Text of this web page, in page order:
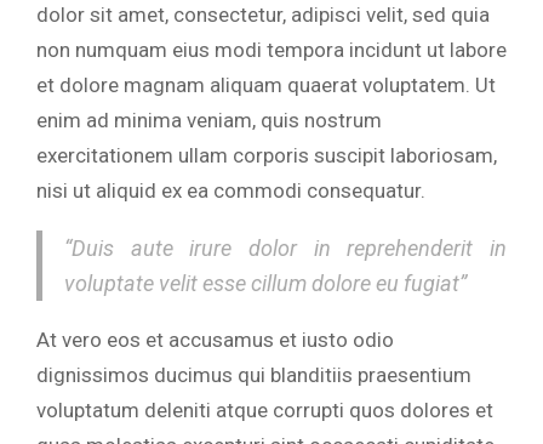
dolor sit amet, consectetur, adipisci velit, sed quia
non numquam eius modi tempora incidunt ut labore
et dolore magnam aliquam quaerat voluptatem. Ut
enim ad minima veniam, quis nostrum
exercitationem ullam corporis suscipit laboriosam,
nisi ut aliquid ex ea commodi consequatur.
“Duis aute irure dolor in reprehenderit in
voluptate velit esse cillum dolore eu fugiat”
At vero eos et accusamus et iusto odio
dignissimos ducimus qui blanditiis praesentium
voluptatum deleniti atque corrupti quos dolores et